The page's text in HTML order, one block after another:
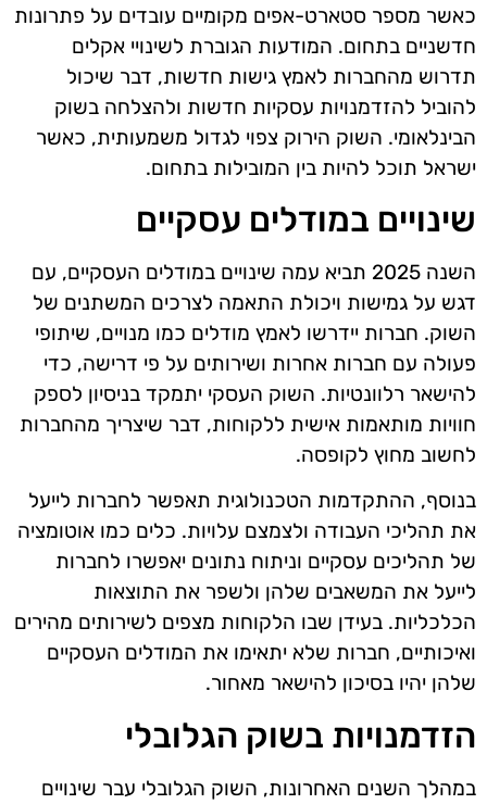
כאשר מספר סטארט-אפים מקומיים עובדים על פתרונות
חדשניים בתחום. המודעות הגוברת לשינויי אקלים
תדרוש מהחברות לאמץ גישות חדשות, דבר שיכול
להוביל להזדמנויות עסקיות חדשות ולהצלחה בשוק
הבינלאומי. השוק הירוק צפוי לגדול משמעותית, כאשר
ישראל תוכל להיות בין המובילות בתחום.
שינויים במודלים עסקיים
השנה 2025 תביא עמה שינויים במודלים העסקיים, עם
דגש על גמישות ויכולת התאמה לצרכים המשתנים של
השוק. חברות יידרשו לאמץ מודלים כמו מנויים, שיתופי
פעולה עם חברות אחרות ושירותים על פי דרישה, כדי
להישאר רלוונטיות. השוק העסקי יתמקד בניסיון לספק
חוויות מותאמות אישית ללקוחות, דבר שיצריך מהחברות
לחשוב מחוץ לקופסה.
בנוסף, ההתקדמות הטכנולוגית תאפשר לחברות לייעל
את תהליכי העבודה ולצמצם עלויות. כלים כמו אוטומציה
של תהליכים עסקיים וניתוח נתונים יאפשרו לחברות
לייעל את המשאבים שלהן ולשפר את התוצאות
הכלכליות. בעידן שבו הלקוחות מצפים לשירותים מהירים
ואיכותיים, חברות שלא יתאימו את המודלים העסקיים
שלהן יהיו בסיכון להישאר מאחור.
הזדמנויות בשוק הגלובלי
במהלך השנים האחרונות, השוק הגלובלי עבר שינויים